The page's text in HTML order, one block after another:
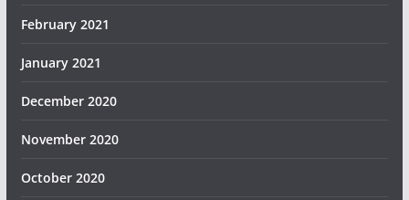
February 2021
January 2021
December 2020
November 2020
October 2020